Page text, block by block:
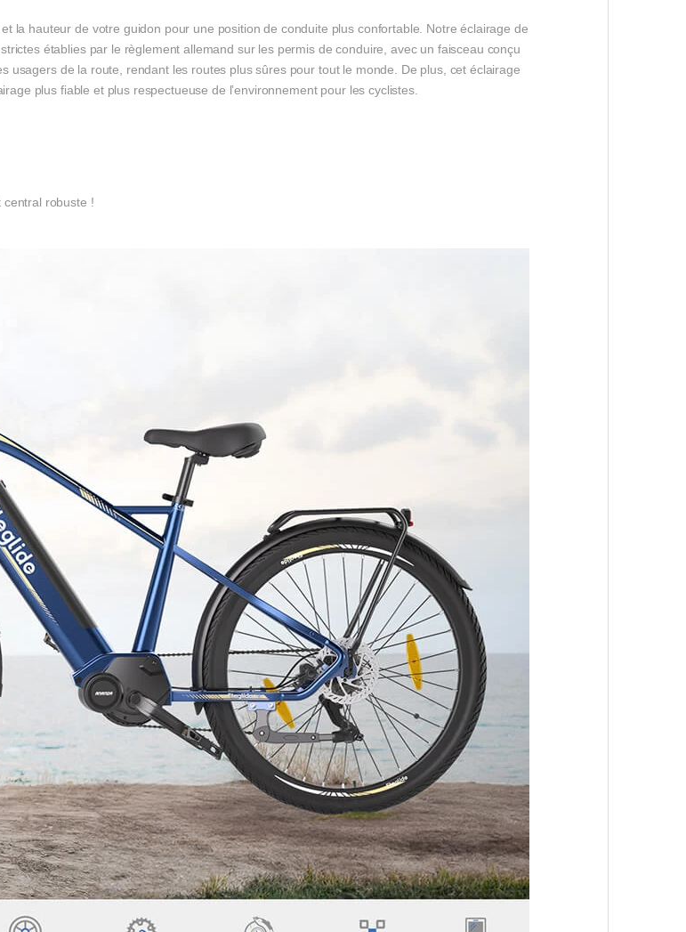
la hauteur de votre guidon pour une position de conduite plus confortable. Notre éclairage de
établies par le règlement allemand sur les permis de conduire, avec un faisceau conçu
usagers de la route, rendant les routes plus sûres pour tout le monde. De plus, cet éclairage
plus fiable et plus respectueuse de l’environnement pour les cyclistes.
central robuste !